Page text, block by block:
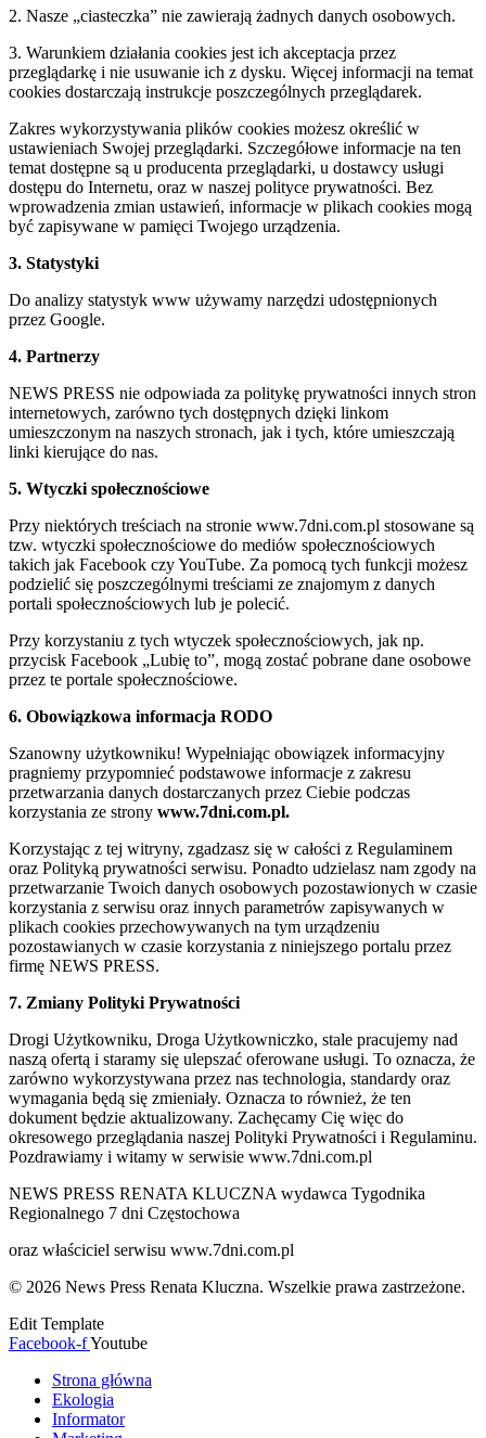
2. Nasze „ciasteczka” nie zawierają żadnych danych osobowych.
3. Warunkiem działania cookies jest ich akceptacja przez
przeglądarkę i nie usuwanie ich z dysku. Więcej informacji na temat
cookies dostarczają instrukcje poszczególnych przeglądarek.
Zakres wykorzystywania plików cookies możesz określić w
ustawieniach Swojej przeglądarki. Szczegółowe informacje na ten
temat dostępne są u producenta przeglądarki, u dostawcy usługi
dostępu do Internetu, oraz w naszej polityce prywatności. Bez
wprowadzenia zmian ustawień, informacje w plikach cookies mogą
być zapisywane w pamięci Twojego urządzenia.
3. Statystyki
Do analizy statystyk www używamy narzędzi udostępnionych
przez Google.
4. Partnerzy
NEWS PRESS nie odpowiada za politykę prywatności innych stron
internetowych, zarówno tych dostępnych dzięki linkom
umieszczonym na naszych stronach, jak i tych, które umieszczają
linki kierujące do nas.
5. Wtyczki społecznościowe
Przy niektórych treściach na stronie www.7dni.com.pl stosowane są
tzw. wtyczki społecznościowe do mediów społecznościowych
takich jak Facebook czy YouTube. Za pomocą tych funkcji możesz
podzielić się poszczególnymi treściami ze znajomym z danych
portali społecznościowych lub je polecić.
Przy korzystaniu z tych wtyczek społecznościowych, jak np.
przycisk Facebook „Lubię to”, mogą zostać pobrane dane osobowe
przez te portale społecznościowe.
6. Obowiązkowa informacja RODO
Szanowny użytkowniku! Wypełniając obowiązek informacyjny
pragniemy przypomnieć podstawowe informacje z zakresu
przetwarzania danych dostarczanych przez Ciebie podczas
korzystania ze strony www.7dni.com.pl.
Korzystając z tej witryny, zgadzasz się w całości z Regulaminem
oraz Polityką prywatności serwisu. Ponadto udzielasz nam zgody na
przetwarzanie Twoich danych osobowych pozostawionych w czasie
korzystania z serwisu oraz innych parametrów zapisywanych w
plikach cookies przechowywanych na tym urządzeniu
pozostawianych w czasie korzystania z niniejszego portalu przez
firmę NEWS PRESS.
7. Zmiany Polityki Prywatności
Drogi Użytkowniku, Droga Użytkowniczko, stale pracujemy nad
naszą ofertą i staramy się ulepszać oferowane usługi. To oznacza, że
zarówno wykorzystywana przez nas technologia, standardy oraz
wymagania będą się zmieniały. Oznacza to również, że ten
dokument będzie aktualizowany. Zachęcamy Cię więc do
okresowego przeglądania naszej Polityki Prywatności i Regulaminu.
Pozdrawiamy i witamy w serwisie www.7dni.com.pl
NEWS PRESS RENATA KLUCZNA wydawca Tygodnika
Regionalnego 7 dni Częstochowa
oraz właściciel serwisu www.7dni.com.pl
© 2026 News Press Renata Kluczna. Wszelkie prawa zastrzeżone.
Edit Template
Facebook-fYoutube
Strona główna
Ekologia
Informator